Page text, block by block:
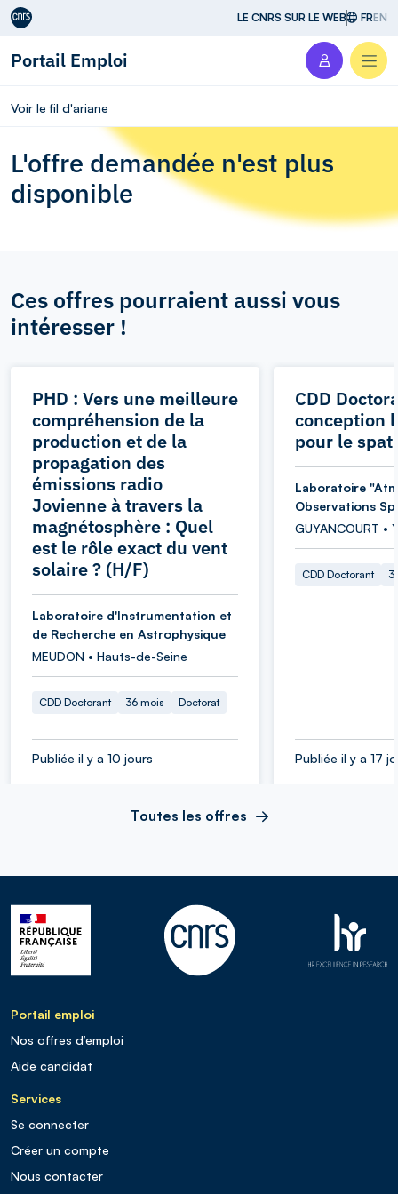
Aller au contenu LE CNRS SUR LE WEB FREN
Portail Emploi
Voir le fil d'ariane
L'offre demandée n'est plus
disponible
Ces offres pourraient aussi vous
intéresser !
PHD : Vers une meilleure
compréhension de la
production et de la
propagation des
émissions radio
Jovienne à travers la
magnétosphère : Quel
est le rôle exact du vent
solaire ? (H/F)
Laboratoire d'Instrumentation et
de Recherche en Astrophysique
MEUDON • Hauts-de-Seine
CDD Doctorant 36 mois Doctorat
Publiée il y a 10 jours
CDD
conception
pour le
Laboratoire
Observations
GUYANCOURT •
CDD Doctorant
Publiée il y a 17
Toutes les offres
Portail emploi
Nos offres d’emploi
Aide candidat
Services
Se connecter
Créer un compte
Nous contacter